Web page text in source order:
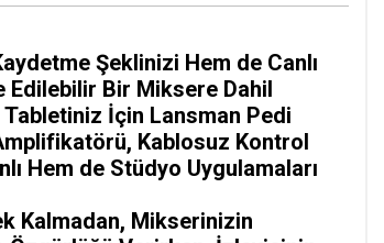
Şeklinizi Hem de Canlı
Edilebilir Bir Miksere Dahil
İçin Lansman Pedi
Kablosuz Kontrol
Hem de Stüdyo Uygulamaları
Kalmadan, Mikserinizin